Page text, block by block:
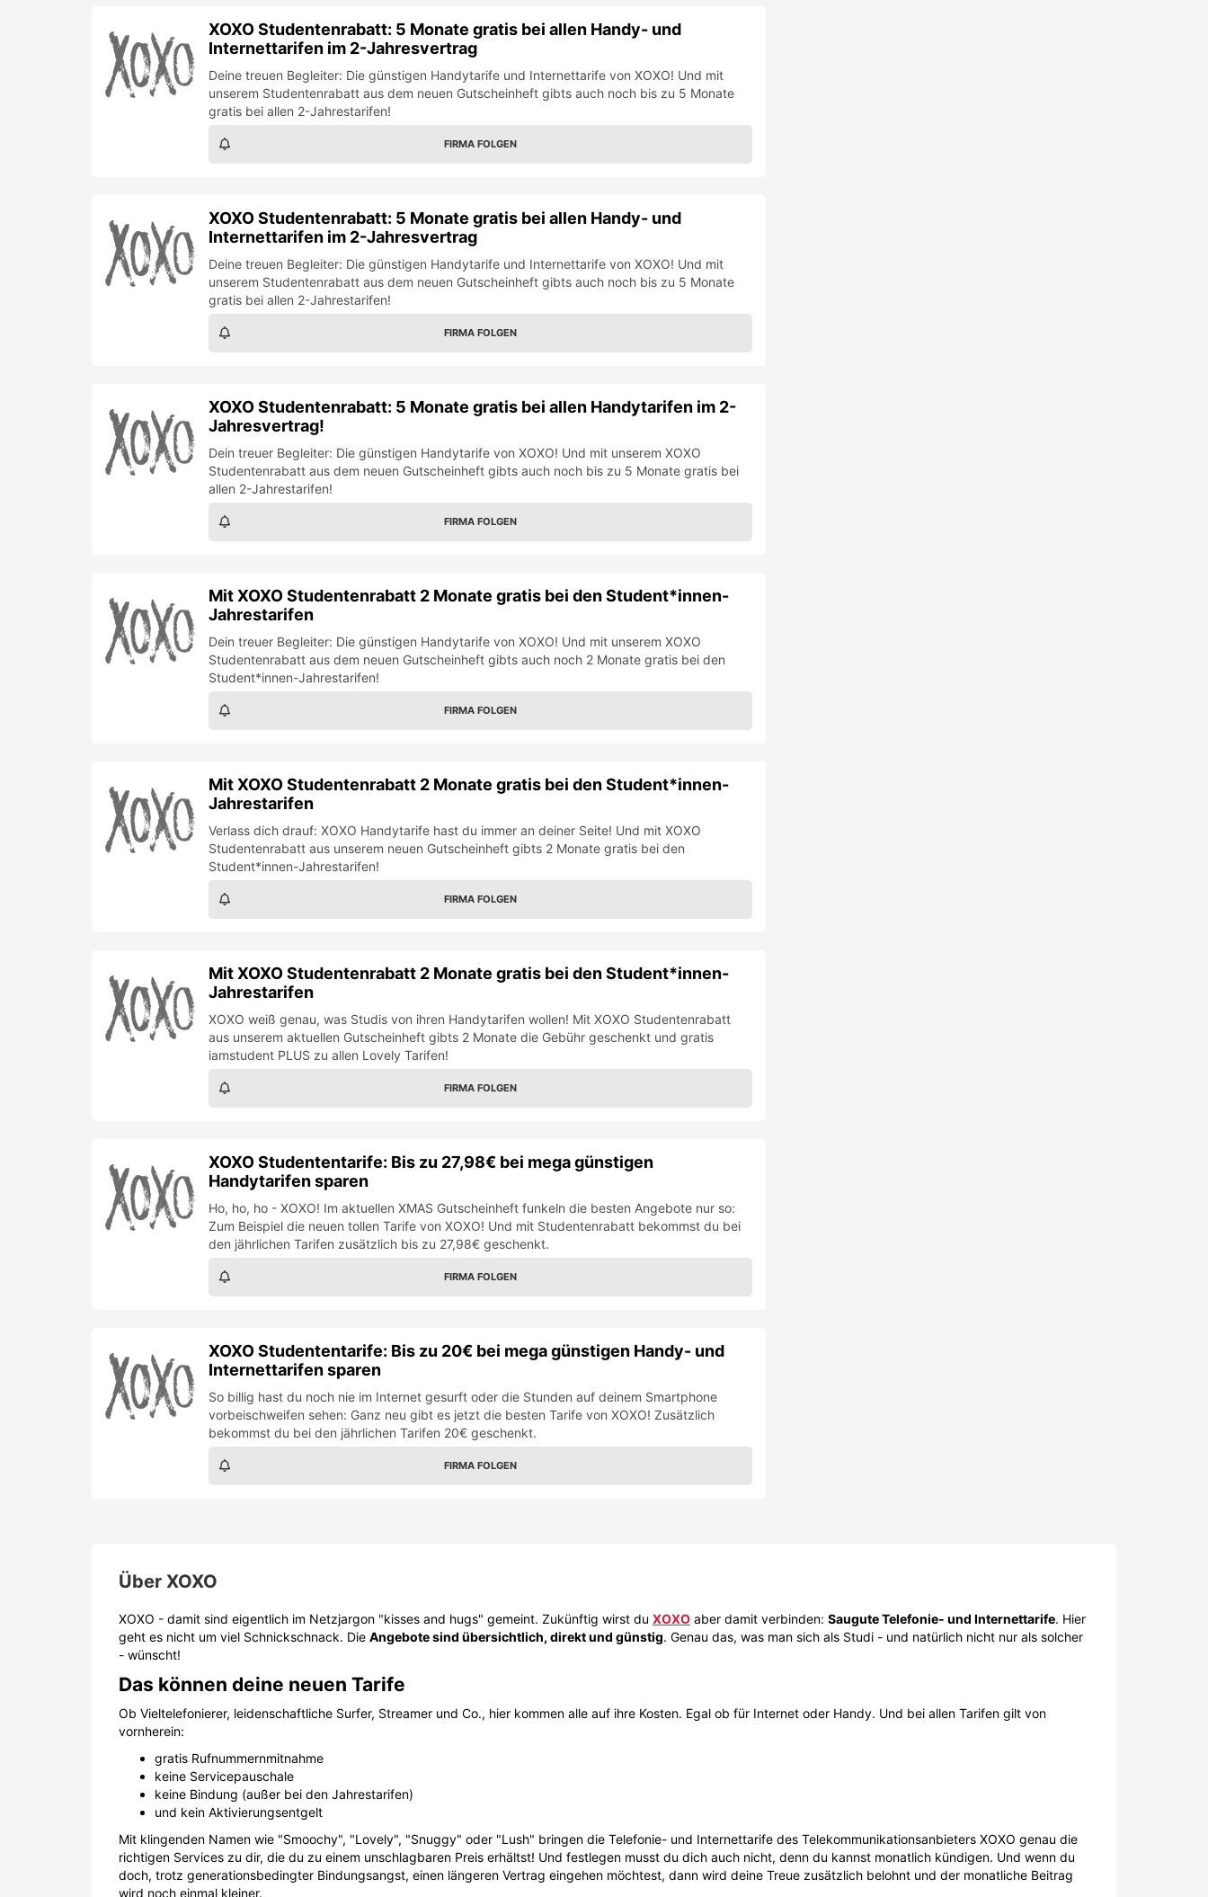
XOXO Studentenrabatt: 5 Monate gratis bei allen Handy- und
Internettarifen im 2-Jahresvertrag
Deine treuen Begleiter: Die günstigen Handytarife und Internettarife von XOXO! Und mit
unserem Studentenrabatt aus dem neuen Gutscheinheft gibts auch noch bis zu 5 Monate
gratis bei allen 2-Jahrestarifen!
FIRMA FOLGEN
XOXO Studentenrabatt: 5 Monate gratis bei allen Handy- und
Internettarifen im 2-Jahresvertrag
Deine treuen Begleiter: Die günstigen Handytarife und Internettarife von XOXO! Und mit
unserem Studentenrabatt aus dem neuen Gutscheinheft gibts auch noch bis zu 5 Monate
gratis bei allen 2-Jahrestarifen!
FIRMA FOLGEN
XOXO Studentenrabatt: 5 Monate gratis bei allen Handytarifen im 2-
Jahresvertrag!
Dein treuer Begleiter: Die günstigen Handytarife von XOXO! Und mit unserem XOXO
Studentenrabatt aus dem neuen Gutscheinheft gibts auch noch bis zu 5 Monate gratis bei
allen 2-Jahrestarifen!
FIRMA FOLGEN
Mit XOXO Studentenrabatt 2 Monate gratis bei den Student*innen-
Jahrestarifen
Dein treuer Begleiter: Die günstigen Handytarife von XOXO! Und mit unserem XOXO
Studentenrabatt aus dem neuen Gutscheinheft gibts auch noch 2 Monate gratis bei den
Student*innen-Jahrestarifen!
FIRMA FOLGEN
Mit XOXO Studentenrabatt 2 Monate gratis bei den Student*innen-
Jahrestarifen
Verlass dich drauf: XOXO Handytarife hast du immer an deiner Seite! Und mit XOXO
Studentenrabatt aus unserem neuen Gutscheinheft gibts 2 Monate gratis bei den
Student*innen-Jahrestarifen!
FIRMA FOLGEN
Mit XOXO Studentenrabatt 2 Monate gratis bei den Student*innen-
Jahrestarifen
XOXO weiß genau, was Studis von ihren Handytarifen wollen! Mit XOXO Studentenrabatt
aus unserem aktuellen Gutscheinheft gibts 2 Monate die Gebühr geschenkt und gratis
iamstudent PLUS zu allen Lovely Tarifen!
FIRMA FOLGEN
XOXO Studententarife: Bis zu 27,98€ bei mega günstigen
Handytarifen sparen
Ho, ho, ho - XOXO! Im aktuellen XMAS Gutscheinheft funkeln die besten Angebote nur so:
Zum Beispiel die neuen tollen Tarife von XOXO! Und mit Studentenrabatt bekommst du bei
den jährlichen Tarifen zusätzlich bis zu 27,98€ geschenkt.
FIRMA FOLGEN
XOXO Studententarife: Bis zu 20€ bei mega günstigen Handy- und
Internettarifen sparen
So billig hast du noch nie im Internet gesurft oder die Stunden auf deinem Smartphone
vorbeischweifen sehen: Ganz neu gibt es jetzt die besten Tarife von XOXO! Zusätzlich
bekommst du bei den jährlichen Tarifen 20€ geschenkt.
FIRMA FOLGEN
Über XOXO
XOXO - damit sind eigentlich im Netzjargon "kisses and hugs" gemeint. Zukünftig wirst du XOXO aber damit verbinden: Saugute Telefonie- und Internettarife. Hier
geht es nicht um viel Schnickschnack. Die Angebote sind übersichtlich, direkt und günstig. Genau das, was man sich als Studi - und natürlich nicht nur als solcher
- wünscht!
Das können deine neuen Tarife
Ob Vieltelefonierer, leidenschaftliche Surfer, Streamer und Co., hier kommen alle auf ihre Kosten. Egal ob für Internet oder Handy. Und bei allen Tarifen gilt von
vornherein:
gratis Rufnummernmitnahme
keine Servicepauschale
keine Bindung (außer bei den Jahrestarifen)
und kein Aktivierungsentgelt
Mit klingenden Namen wie "Smoochy", "Lovely", "Snuggy" oder "Lush" bringen die Telefonie- und Internettarife des Telekommunikationsanbieters XOXO genau die
richtigen Services zu dir, die du zu einem unschlagbaren Preis erhältst! Und festlegen musst du dich auch nicht, denn du kannst monatlich kündigen. Und wenn du
doch, trotz generationsbedingter Bindungsangst, einen längeren Vertrag eingehen möchtest, dann wird deine Treue zusätzlich belohnt und der monatliche Beitrag
wird noch einmal kleiner.